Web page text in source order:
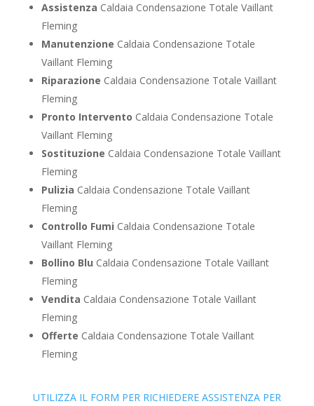
Assistenza Caldaia Condensazione Totale Vaillant
Fleming
Manutenzione Caldaia Condensazione Totale
Vaillant Fleming
Riparazione Caldaia Condensazione Totale Vaillant
Fleming
Pronto Intervento Caldaia Condensazione Totale
Vaillant Fleming
Sostituzione Caldaia Condensazione Totale Vaillant
Fleming
Pulizia Caldaia Condensazione Totale Vaillant
Fleming
Controllo Fumi Caldaia Condensazione Totale
Vaillant Fleming
Bollino Blu Caldaia Condensazione Totale Vaillant
Fleming
Vendita Caldaia Condensazione Totale Vaillant
Fleming
Offerte Caldaia Condensazione Totale Vaillant
Fleming
UTILIZZA IL FORM PER RICHIEDERE ASSISTENZA PER